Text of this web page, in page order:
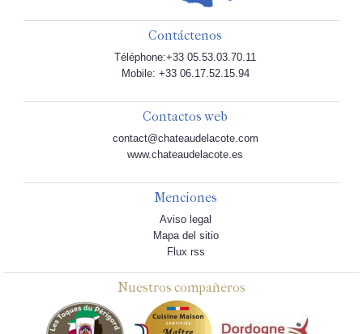
Contáctenos
Téléphone:+33 05.53.03.70.11
Mobile: +33 06.17.52.15.94
Contactos web
contact@chateaudelacote.com
www.chateaudelacote.es
Menciones
Aviso legal
Mapa del sitio
Flux rss
Nuestros compañeros